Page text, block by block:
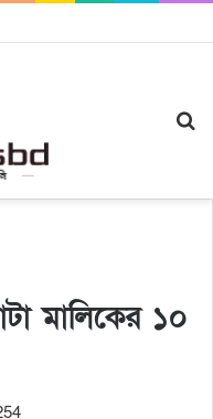
গান ‘Baljanggi’
মালিকের ১০